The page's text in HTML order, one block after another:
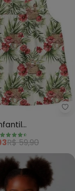
Florida de
R$ 59,90